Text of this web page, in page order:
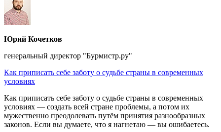
Юрий Кочетков
генеральный директор "Бурмистр.ру"
Как приписать себе заботу о судьбе страны в современных
условиях
Как приписать себе заботу о судьбе страны в современных
условиях — создать всей стране проблемы, а потом их
мужественно преодолевать путём принятия разнообразных
законов. Если вы думаете, что я нагнетаю — вы ошибаетесь.